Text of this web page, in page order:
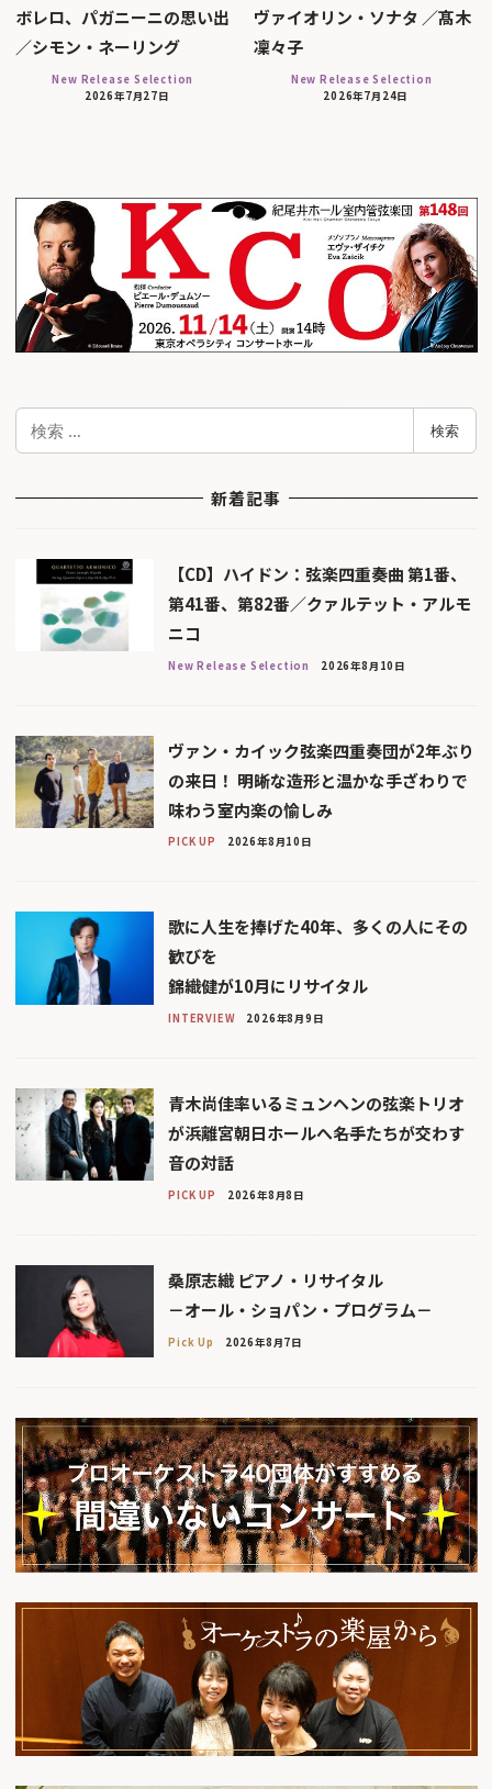
ボレロ、パガニーニの思い出
／シモン・ネーリング
New Release Selection
2026年7月27日
ヴァイオリン・ソナタ ／髙木
凜々子
New Release Selection
2026年7月24日
検
索
検索
新着記事
【CD】ハイドン：弦楽四重奏曲 第1番、
第41番、第82番／クァルテット・アルモ
ニコ
New Release Selection 2026年8月10日
ヴァン・カイック弦楽四重奏団が2年ぶり
の来日！ 明晰な造形と温かな手ざわりで
味わう室内楽の愉しみ
PICK UP 2026年8月10日
歌に人生を捧げた40年、多くの人にその
歓びを
錦織健が10月にリサイタル
INTERVIEW 2026年8月9日
青木尚佳率いるミュンヘンの弦楽トリオ
が浜離宮朝日ホールへ――名手たちが交わす
音の対話
PICK UP 2026年8月8日
桑原志織 ピアノ・リサイタル
－オール・ショパン・プログラム－
Pick Up 2026年8月7日